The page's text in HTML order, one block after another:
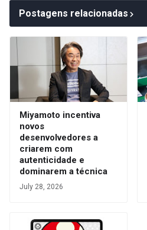
Postagens relacionadas
Miyamoto incentiva
novos
desenvolvedores a
criarem com
autenticidade e
dominarem a técnica
July 28, 2026